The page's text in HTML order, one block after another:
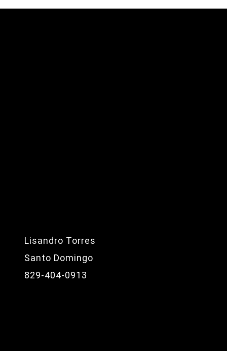
Lisandro Torres
Santo Domingo
829-404-0913